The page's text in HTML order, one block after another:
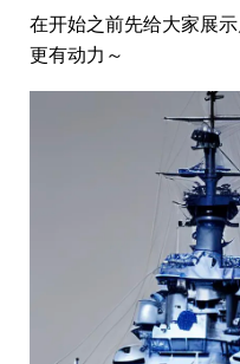
在开始之前先给大家展
更有动力～